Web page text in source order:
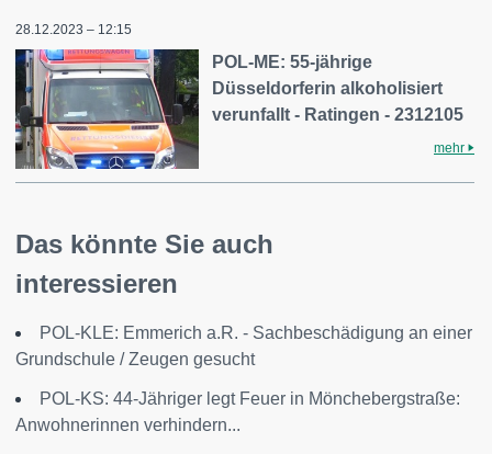
28.12.2023 – 12:15
POL-ME: 55-jährige
Düsseldorferin alkoholisiert
verunfallt - Ratingen - 2312105
mehr
Das könnte Sie auch
interessieren
POL-KLE: Emmerich a.R. - Sachbeschädigung an einer
Grundschule / Zeugen gesucht
POL-KS: 44-Jähriger legt Feuer in Mönchebergstraße:
Anwohnerinnen verhindern...